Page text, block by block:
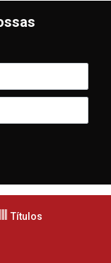
Títulos